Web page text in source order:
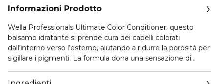
Informazioni Prodotto
Wella Professionals Ultimate Color Conditioner: questo
balsamo idratante si prende cura dei capelli colorati
dall’interno verso l’esterno, aiutando a ridurre la porosità per
sigillare i pigmenti. La formula dona una sensazione di
capelli*.